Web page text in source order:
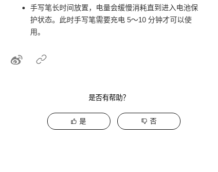
手写笔长时间放置，电量会缓慢消耗直到进入电池保
护状态。此时手写笔需要充电 5～10 分钟才可以使
用。
是否有帮助？
是 否